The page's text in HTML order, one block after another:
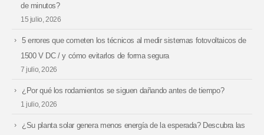
de minutos?
15 julio, 2026
5 errores que cometen los técnicos al medir sistemas fotovoltaicos de
1500 V DC / y cómo evitarlos de forma segura
7 julio, 2026
¿Por qué los rodamientos se siguen dañando antes de tiempo?
1 julio, 2026
¿Su planta solar genera menos energía de la esperada? Descubra las